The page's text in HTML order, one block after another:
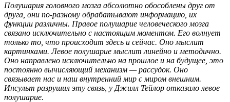
Полушария головного мозга абсолютно обособлены друг от
друга, они по-разному обрабатывают информацию, их
функции различны. Правое полушарие человеческого мозга
связано исключительно с настоящим моментом. Его волнует
только то, что происходит здесь и сейчас. Оно мыслит
картинками. Левое полушарие мыслит линейно и методично.
Оно направлено исключительно на прошлое и на будущее, это
постоянно вычисляющий механизм — рассудок. Оно
связывает нас и наш внутренний мир с миром внешним.
Инсульт разрушил эту связь, у Джилл Тейлор отказало левое
полушарие.